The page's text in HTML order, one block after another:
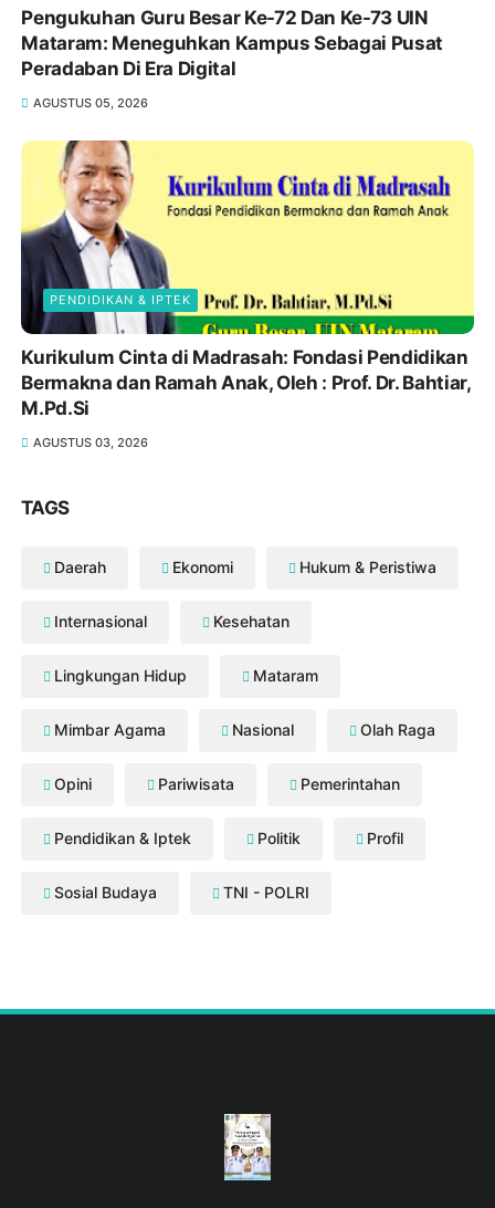
Pengukuhan Guru Besar Ke-72 Dan Ke-73 UIN
Mataram: Meneguhkan Kampus Sebagai Pusat
Peradaban Di Era Digital
AGUSTUS 05, 2026
PENDIDIKAN & IPTEK
Kurikulum Cinta di Madrasah: Fondasi Pendidikan
Bermakna dan Ramah Anak, Oleh : Prof. Dr. Bahtiar,
M.Pd.Si
AGUSTUS 03, 2026
TAGS
Daerah Ekonomi Hukum & Peristiwa
Internasional Kesehatan
Lingkungan Hidup Mataram
Mimbar Agama Nasional Olah Raga
Opini Pariwisata Pemerintahan
Pendidikan & Iptek Politik Profil
Sosial Budaya TNI - POLRI